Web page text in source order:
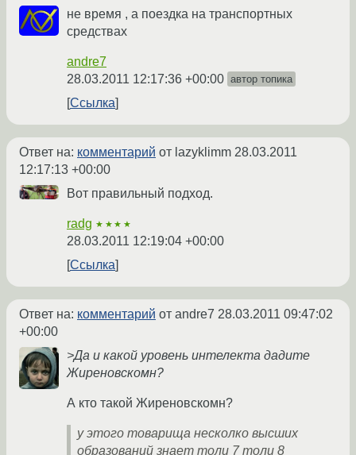
не время , а поездка на транспортных
средствах
andre7
28.03.2011 12:17:36 +00:00 автор топика
Ссылка
Ответ на: комментарий от lazyklimm 28.03.2011
12:17:13 +00:00
Вот правильный подход.
radg ★★★★
28.03.2011 12:19:04 +00:00
Ссылка
Ответ на: комментарий от andre7 28.03.2011 09:47:02
+00:00
>Да и какой уровень интелекта дадите
Жиреновскомн?
А кто такой Жиреновскомн?
у этого товарища несколко высших
образований знает толи 7 толи 8